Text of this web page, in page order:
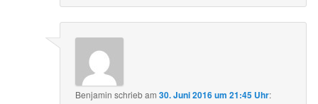
Benjamin schriebam30. Juni 2016 um 21:45 Uhr: